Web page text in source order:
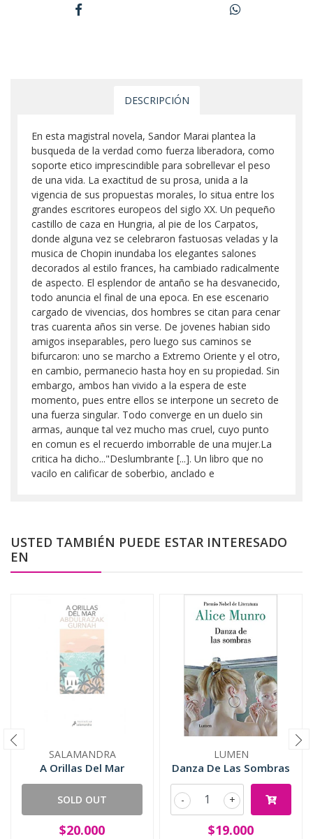
DESCRIPCIÓN
En esta magistral novela, Sandor Marai plantea la
busqueda de la verdad como fuerza liberadora, como
soporte etico imprescindible para sobrellevar el peso
de una vida. La exactitud de su prosa, unida a la
vigencia de sus propuestas morales, lo situa entre los
grandes escritores europeos del siglo XX. Un pequeño
castillo de caza en Hungria, al pie de los Carpatos,
donde alguna vez se celebraron fastuosas veladas y la
musica de Chopin inundaba los elegantes salones
decorados al estilo frances, ha cambiado radicalmente
de aspecto. El esplendor de antaño se ha desvanecido,
todo anuncia el final de una epoca. En ese escenario
cargado de vivencias, dos hombres se citan para cenar
tras cuarenta años sin verse. De jovenes habian sido
amigos inseparables, pero luego sus caminos se
bifurcaron: uno se marcho a Extremo Oriente y el otro,
en cambio, permanecio hasta hoy en su propiedad. Sin
embargo, ambos han vivido a la espera de este
momento, pues entre ellos se interpone un secreto de
una fuerza singular. Todo converge en un duelo sin
armas, aunque tal vez mucho mas cruel, cuyo punto
en comun es el recuerdo imborrable de una mujer.La
critica ha dicho..."Deslumbrante [...]. Un libro que no
vacilo en calificar de soberbio, anclado e
USTED TAMBIÉN PUEDE ESTAR INTERESADO
EN
SALAMANDRA
A Orillas Del Mar
SOLD OUT
$20.000
LUMEN
Danza De Las Sombras
+
-
$19.000